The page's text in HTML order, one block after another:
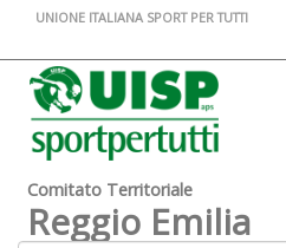
UNIONE ITALIANA SPORT PER TUTTI
Comitato Territoriale
Reggio Emilia